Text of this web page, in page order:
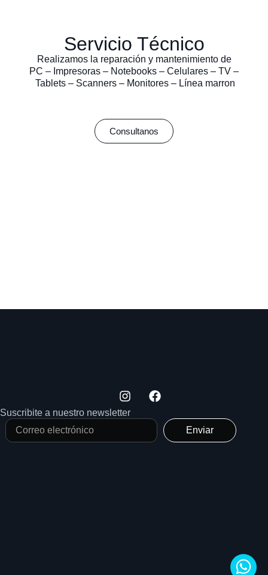
Servicio Técnico
Realizamos la reparación y mantenimiento de
PC – Impresoras – Notebooks – Celulares – TV –
Tablets – Scanners – Monitores – Línea marron
Consultanos
Suscribite a nuestro newsletter
Enviar